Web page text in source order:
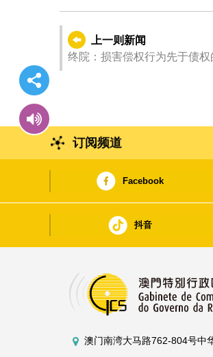
上一则新闻
终院：损害偿权行为先于债
订阅频道
Facebook
抖音
澳门南湾大马路762-804号中